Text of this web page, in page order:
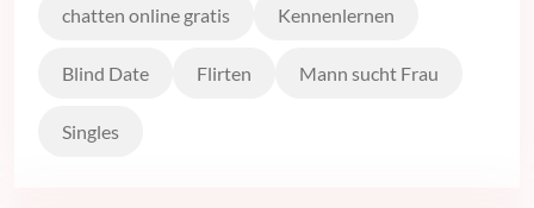
chatten online gratis Kennenlernen
Blind Date Flirten Mann sucht Frau
Singles